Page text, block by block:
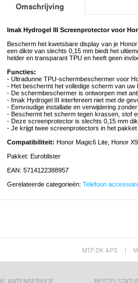
Omschrijving
Imak Hydrogel III Screenprotector voor
Bescherm het kwetsbare display van je
een dikte van slechts 0,15 mm biedt het
helder en transparant TPU en heeft geen
Functies:
- Ultradunne TPU-schermbeschermer voor
- Het beschermt het volledige scherm van uw
- De schermbeschermer is ontworpen met
- Imak Hydrogel III interfereert niet met de
- Eenvoudige installatie en verwijdering
- Beschermt het scherm tegen krassen, stof
- Deze screenprotector is slechts 0,15 mm dik
- Je krijgt twee screenprotectors in het pakket
Compatibiliteit: Honor Magic6 Lite, Honor
Pakket: Euroblister
EAN: 5714122388957
Gerelateerde categorieën: Telefoon
MTP.DK APS |
KLANTENSERVICE